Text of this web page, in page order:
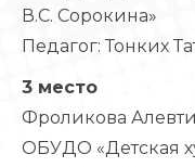
В.С. Сорокина»
Педагог: Тонких
3 место
Фроликова
ОБУДО «Детская